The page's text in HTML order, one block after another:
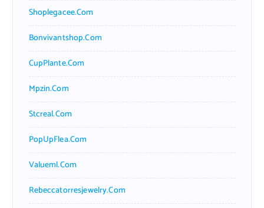
Shoplegacee.com
Bonvivantshop.com
CupPlante.com
Mpzin.com
Stcreal.com
PopUpFlea.com
Valueml.com
Rebeccatorresjewelry.com